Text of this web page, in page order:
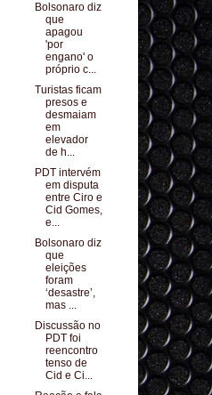
Bolsonaro diz
que
apagou
'por
engano' o
próprio c...
Turistas ficam
presos e
desmaiam
em
elevador
de h...
PDT intervém
em disputa
entre Ciro e
Cid Gomes,
e...
Bolsonaro diz
que
eleições
foram
‘desastre’,
mas ...
Discussão no
PDT foi
reencontro
tenso de
Cid e Ci...